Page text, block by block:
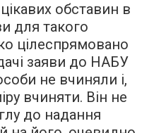
обставин в
для такого
цілеспрямовано
заяви до НАБУ
не вчиняли і,
вчиняти. Він не
до надання